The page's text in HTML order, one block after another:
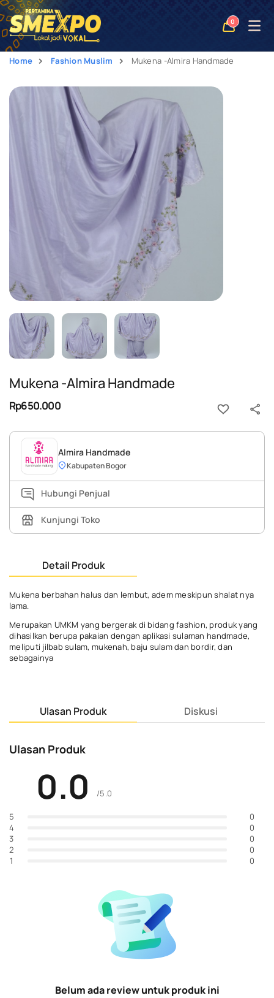
0
Open
Home Fashion Muslim Mukena -Almira Handmade
Mukena -Almira Handmade
Rp650.000
Almira Handmade
Kabupaten Bogor
Hubungi Penjual
Kunjungi Toko
Detail Produk
Mukena berbahan halus dan lembut, adem meskipun shalat nya
lama.
Merupakan UMKM yang bergerak di bidang fashion, produk yang
dihasilkan berupa pakaian dengan aplikasi sulaman handmade,
meliputi jilbab sulam, mukenah, baju sulam dan bordir, dan
sebagainya
Ulasan Produk Diskusi
Ulasan Produk
0.0 /5.0
5
0
4
0
3
0
2
0
1
0
Belum ada review untuk produk ini